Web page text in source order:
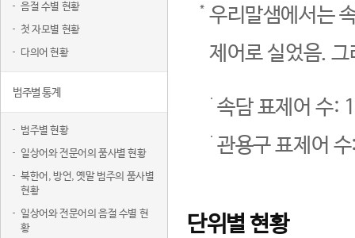
음절 수별 현황
첫 자모별 현황
다의어 현황
범주별 통계
범주별 현황
일상어와 전문어의 품사별 현황
북한어, 방언, 옛말 범주의 품사별
현황
일상어와 전문어의 음절 수별 현
황
우리말샘에서는
제어로 실었음.
속담 표제어 수:
관용구 표제어
단위별 현황